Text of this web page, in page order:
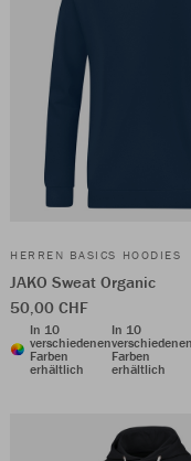
HERREN BASICS HOODIES
JAKO Sweat Organic
50,00 CHF
In 10
verschiedenen
Farben
erhältlich
In 10
Farben
erhältlich